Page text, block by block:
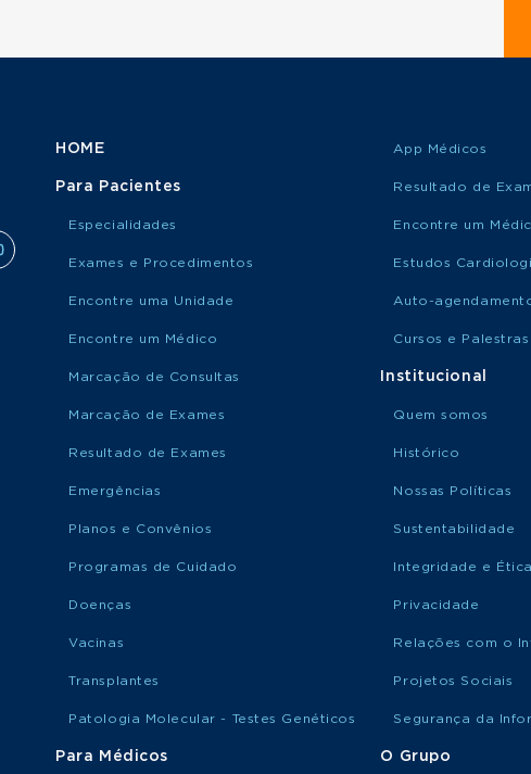
HOME
Para Pacientes
Especialidades
Exames e Procedimentos
Encontre uma Unidade
Encontre um Médico
Marcação de Consultas
Marcação de Exames
Resultado de Exames
Emergências
Planos e Convênios
Programas de Cuidado
Doenças
Vacinas
Transplantes
Patologia Molecular - Testes Genéticos
Para Médicos
App Médicos
Resultado de
Encontre um
Estudos
Auto-
Cursos e Palestras
Institucional
Quem somos
Histórico
Nossas Políticas
Sustentabilidade
Integridade e Ética
Privacidade
Relações com o
Projetos Sociais
Segurança da
O Grupo